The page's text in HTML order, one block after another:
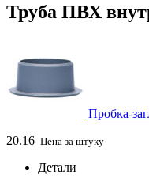
Труба ПВХ
Пробка-
20.16 Цена за штуку
Детали